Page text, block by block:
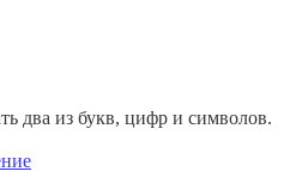
два из букв, цифр и символов.